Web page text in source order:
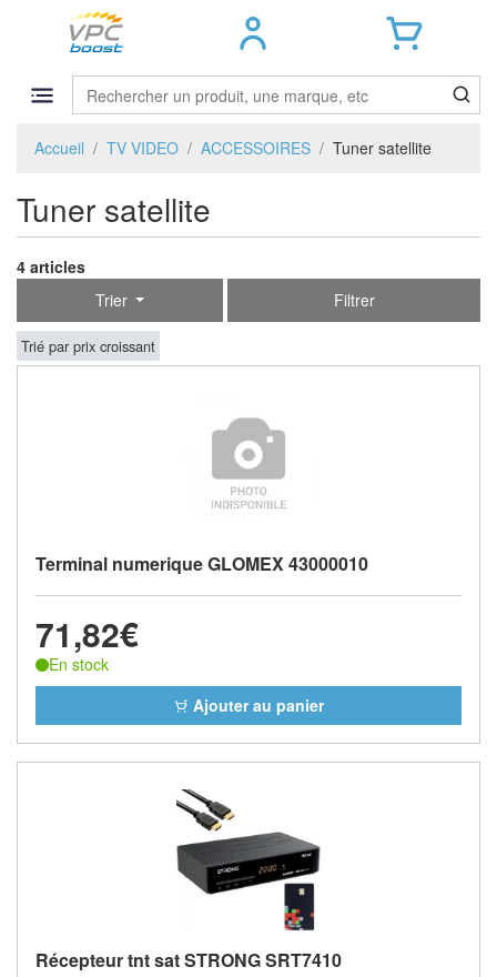
Accueil TV VIDEO ACCESSOIRES Tuner satellite
Tuner satellite
4 articles
Trier
Filtrer
Trié par prix croissant
Terminal numerique GLOMEX 43000010
71,82€
En stock
Ajouter au panier
Récepteur tnt sat STRONG SRT7410